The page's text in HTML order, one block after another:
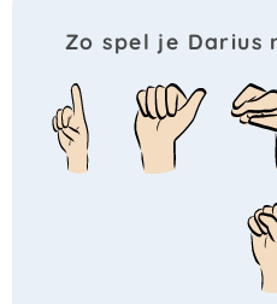
Zo spel je Darius